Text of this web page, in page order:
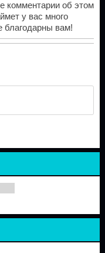
комментарии об этом
у вас много
благодарны вам!